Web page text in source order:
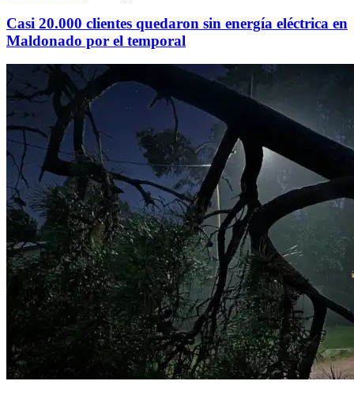
Casi 20.000 clientes quedaron sin energía eléctrica en
Maldonado por el temporal